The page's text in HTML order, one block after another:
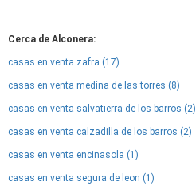
Cerca de Alconera:
casas en venta zafra (17)
casas en venta medina de las torres (8)
casas en venta salvatierra de los barros (2)
casas en venta calzadilla de los barros (2)
casas en venta encinasola (1)
casas en venta segura de leon (1)